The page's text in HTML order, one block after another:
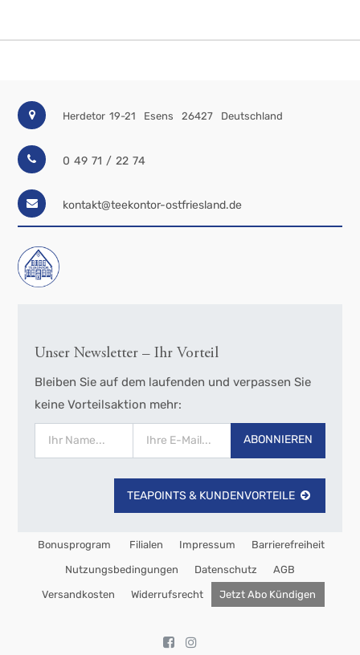
Herdetor 19-21 Esens 26427 Deutschland
0 49 71 / 22 74
kontakt@teekontor-ostfriesland.de
Unser Newsletter – Ihr Vorteil
Bleiben Sie auf dem laufenden und verpassen Sie
keine Vorteilsaktion mehr:
ABONNIEREN
TEAPOINTS & KUNDENVORTEILE
Bonusprogram Filialen Impressum Barrierefreiheit
Nutzungsbedingungen Datenschutz AGB
Versandkosten Widerrufsrecht Jetzt Abo Kündigen